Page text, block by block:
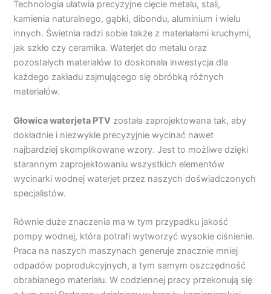
Technologia ułatwia precyzyjne cięcie metalu, stali,
kamienia naturalnego, gąbki, dibondu, aluminium i wielu
innych. Świetnia radzi sobie także z materiałami kruchymi,
jak szkło czy ceramika. Waterjet do metalu oraz
pozostałych materiałów to doskonała inwestycja dla
każdego zakładu zajmującego się obróbką różnych
materiałów.
Głowica waterjeta PTV została zaprojektowana tak, aby
dokładnie i niezwykle precyzyjnie wycinać nawet
najbardziej skomplikowane wzory. Jest to możliwe dzięki
starannym zaprojektowaniu wszystkich elementów
wycinarki wodnej waterjet przez naszych doświadczonych
specjalistów.
Równie duże znaczenia ma w tym przypadku jakość
pompy wodnej, która potrafi wytworzyć wysokie ciśnienie.
Praca na naszych maszynach generuje znacznie mniej
odpadów poprodukcyjnych, a tym samym oszczędność
obrabianego materiału. W codziennej pracy przekonują się